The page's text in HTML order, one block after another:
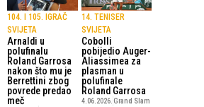
104. I 105. IGRAČ
SVIJETA
Arnaldi u
polufinalu
Roland Garrosa
nakon što mu je
Berrettini zbog
povrede predao
meč
14. TENISER
SVIJETA
Cobolli
pobijedio Auger-
Aliassimea za
plasman u
polufinale
Roland Garrosa
4.06.2026. Grand Slam